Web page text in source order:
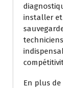
installer et
En plus